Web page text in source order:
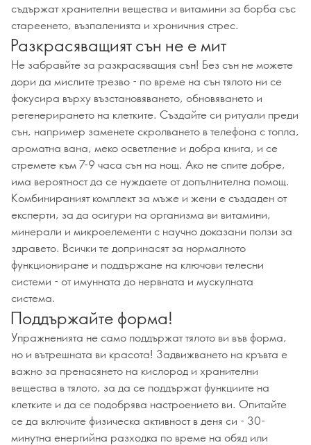
съдържат хранителни вещества и витамини за борба със
стареенето, възпаленията и хроничния стрес.
Разкрасяващият сън не е мит
Не забравйте за разкрасяващия сън! Без сън не можете
дори да мислите трезво - по време на сън тялото ни се
фокусира върху възстановяването, обновяването и
регенерирането на клетките. Създайте си ритуали преди
сън, например заменете скролването в телефона с топла,
ароматна вана, меко осветление и добра книга, и се
стремете към 7-9 часа сън на нощ. Ако не спите добре,
има вероятност да се нуждаете от допълнителна помощ.
Комбинираният комплект за мъже и жени е създаден от
експерти, за да осигури на организма ви витамини,
минерали и микроелементи с научно доказани ползи за
здравето. Всички те допринасят за нормалното
функциониране и поддържане на ключови телесни
системи - от имунната до нервната и мускулната
система.
Поддържайте форма!
Упражненията не само поддържат тялото ви във форма,
но и вътрешната ви красота! Задвижването на кръвта е
важно за пренасянето на кислород и хранителни
вещества в тялото, за да се поддържат функциите на
клетките и да се подобрява настроението ви. Опитайте
се да включите физическа активност в деня си - 30-
минутна енергийна разходка по време на обяд или